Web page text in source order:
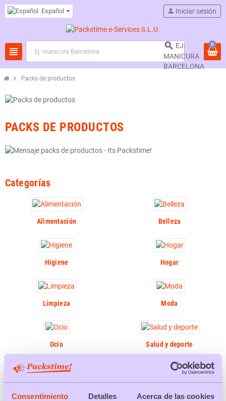
Consentimiento Detalles Acerca de las cookies
Español
view_headline  EJ:
MANICURA
BARCELONA
person Iniciar sesión
0
chevron_right Packs de productos
PACKS DE PRODUCTOS
Categorías
Alimentación Belleza
Higiene Hogar
Limpieza Moda
Ocio Salud y deporte
Comprar en packs es una forma inteligente de comprar,